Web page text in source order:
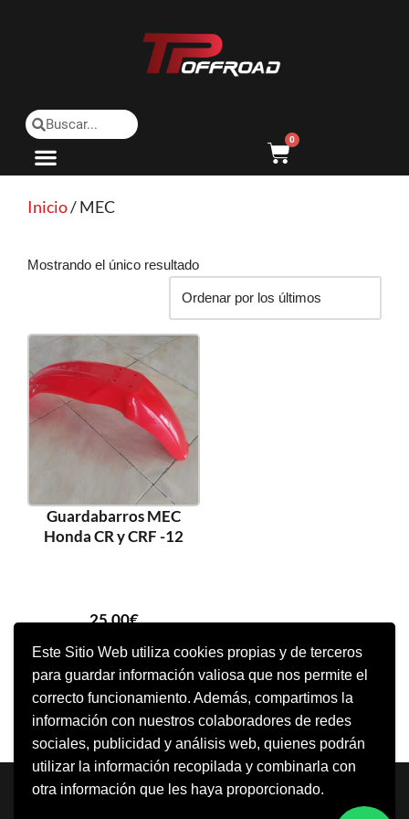
Este Sitio Web utiliza cookies propias y de terceros
para guardar información valiosa que nos permite el
correcto funcionamiento. Además, compartimos la
información con nuestros colaboradores de redes
sociales, publicidad y análisis web, quienes podrán
utilizar la información recopilada y combinarla con
otra información que les haya proporcionado.
0
Inicio/ MEC
Mostrando el único resultado
Guardabarros MEC
Honda CR y CRF -12
25,00€
AÑADIR AL CARRITO
Neve | Funciona gracias a WordPress